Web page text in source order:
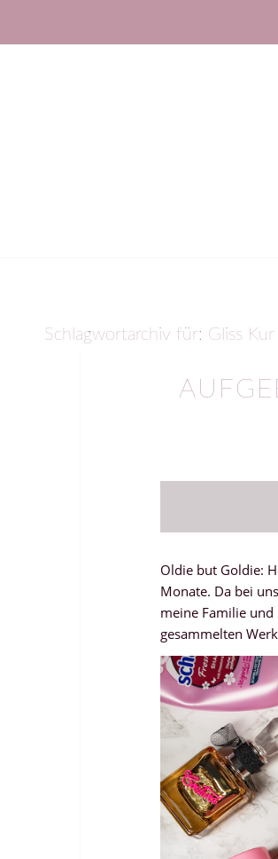
Schlagwortarchiv für: Gliss Kur
Oldie but Goldie:
Monate. Da bei
meine Familie
gesammelten